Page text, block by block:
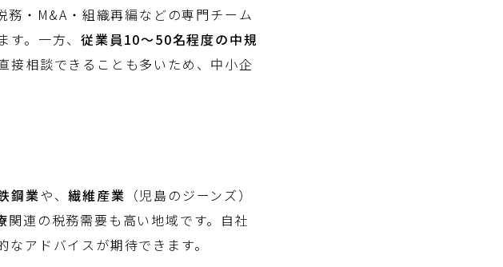
務・M&A・組織再編などの専門チーム
す。一方、従業員10〜50名程度の中規
接相談できることも多いため、中小企
鋼業や、繊維産業 （児島のジーンズ）
関連の税務需要も高い地域です。自社
アドバイスが期待できます。